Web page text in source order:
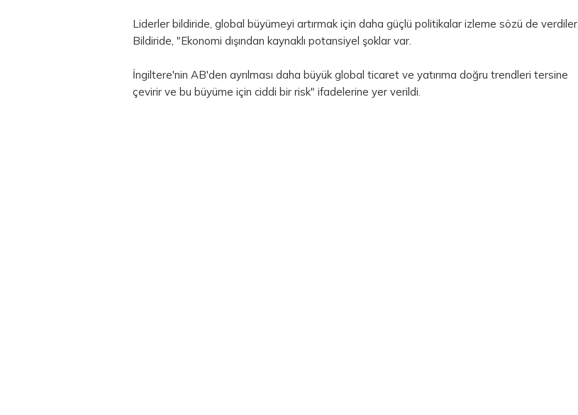
Liderler bildiride, global büyümeyi artırmak için daha güçlü politikalar izleme sözü de verdiler.
Bildiride, "Ekonomi dışından kaynaklı potansiyel şoklar var.
İngiltere'nin AB'den ayrılması daha büyük global ticaret ve yatırıma doğru trendleri tersine
çevirir ve bu büyüme için ciddi bir risk" ifadelerine yer verildi.